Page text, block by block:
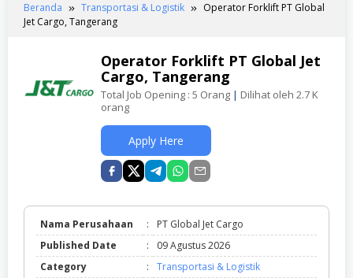
Beranda Transportasi & Logistik
Operator Forklift PT Global
Jet Cargo, Tangerang
Operator Forklift PT Global Jet
Cargo, Tangerang
Total Job Opening : 5 Orang | Dilihat oleh 2.7 K
orang
Apply Here
Nama Perusahaan :
PT Global Jet Cargo
Published Date
:
09 Agustus 2026
Category
:
Transportasi & Logistik